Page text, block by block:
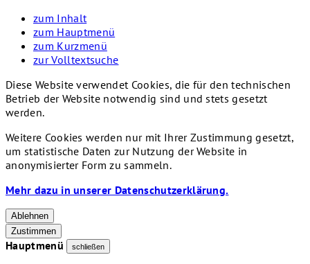
zum Inhalt
zum Hauptmenü
zum Kurzmenü
zur Volltextsuche
Diese Website verwendet Cookies, die für den technischen
Betrieb der Website notwendig sind und stets gesetzt
werden.
Weitere Cookies werden nur mit Ihrer Zustimmung gesetzt,
um statistische Daten zur Nutzung der Website in
anonymisierter Form zu sammeln.
Mehr dazu in unserer Datenschutzerklärung.
Ablehnen
Zustimmen
Hauptmenü schließen